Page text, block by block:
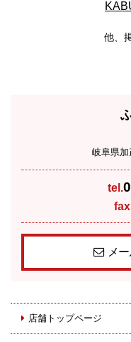
他、
岐阜県加
tel.
メ
店舗トップページ